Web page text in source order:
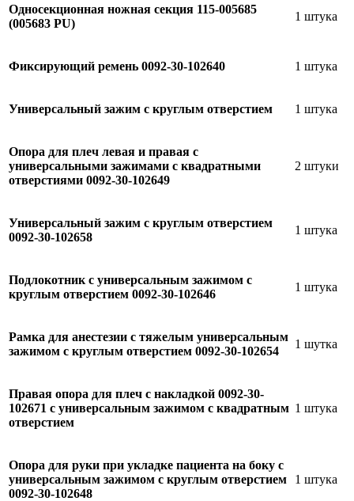
Односекционная ножная секция 115-005685
(005683 PU)
1 штука
Фиксирующий ремень 0092-30-102640 1 штука
Универсальный зажим с круглым отверстием 1 штука
Опора для плеч левая и правая с
универсальными зажимами с квадратными
отверстиями 0092-30-102649
2 штуки
Универсальный зажим с круглым отверстием
0092-30-102658
1 штука
Подлокотник с универсальным зажимом с
круглым отверстием 0092-30-102646
1 штука
Рамка для анестезии с тяжелым универсальным
зажимом с круглым отверстием 0092-30-102654
1 шутка
Правая опора для плеч с накладкой 0092-30-
102671 с универсальным зажимом с квадратным
отверстием
1 штука
Опора для руки при укладке пациента на боку с
универсальным зажимом с круглым отверстием
0092-30-102648
1 штука